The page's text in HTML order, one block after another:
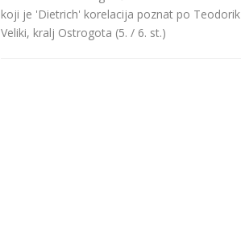
koji je 'Dietrich' korelacija poznat po Teodorik
Veliki, kralj Ostrogota (5. / 6. st.)